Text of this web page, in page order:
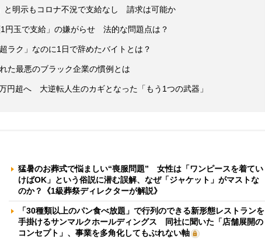
と明示もコロナ不況で支給なし 請求は可能か
円玉で支給」の嫌がらせ 法的な問題点は？
ラク」なのに1日で辞めたバイトとは？
た最悪のブラック企業の慣例とは
円超へ 大逆転人生のカギとなった「もう1つの武器」
猛暑のお葬式で悩ましい“喪服問題” 女性は「ワンピースを着てい
けばOK」という俗説に潜む誤解、なぜ「ジャケット」がマストな
のか？《1級葬祭ディレクターが解説》
「30種類以上のパン食べ放題」で行列のできる新形態レストランを
手掛けるサンマルクホールディングス 同社に聞いた「店舗展開の
コンセプト」、事業を多角化してもぶれない軸